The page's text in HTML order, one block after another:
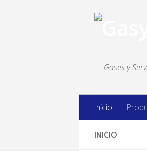
Gases y
Inicio
INICIO